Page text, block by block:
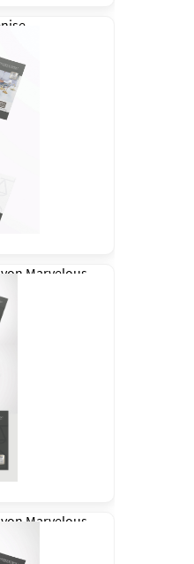
Marvelous
Marvelous